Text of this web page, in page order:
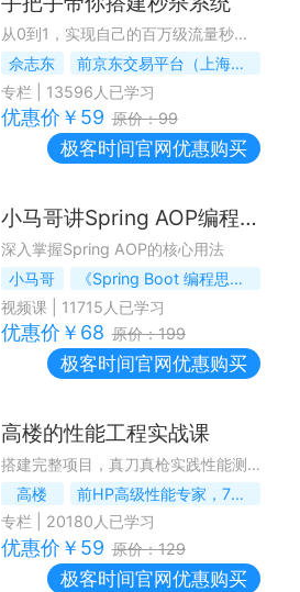
从0到1，实现自己的百万级流量秒杀系统
佘志东
前京东交易平台（上海）负责人、资深架构师
专栏
13596 人已学习
优惠价￥ 59 原价：99
极客时间官网优惠购买
小马哥讲Spring AOP编程思想
深入掌握Spring AOP的核心用法
小马哥
《Spring Boot 编程思想》作者
视频课| 11715 人已学习
优惠价￥ 68 原价：199
极客时间官网优惠购买
高楼的性能工程实战课
搭建完整项目，真刀真枪实践性能测试
高楼
前HP高级性能专家，7DGroup创始人
专栏
20180人已学习
优惠价￥ 59 原价：129
极客时间官网优惠购买